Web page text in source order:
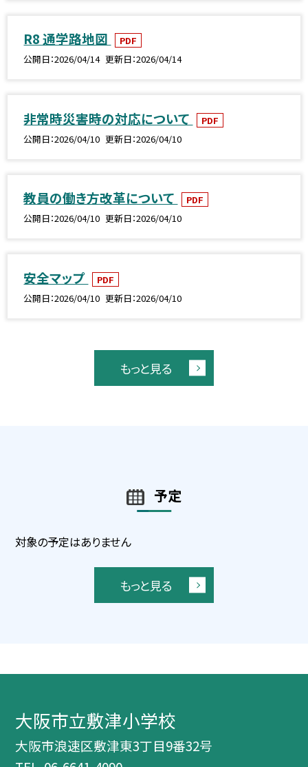
R8 通学路地図
PDF
公開日 2026/04/14 更新日 2026/04/14
非常時災害時の対応について
PDF
公開日 2026/04/10 更新日 2026/04/10
教員の働き方改革について
PDF
公開日 2026/04/10 更新日 2026/04/10
安全マップ
PDF
公開日 2026/04/10 更新日 2026/04/10
もっと見る
予定
対象の予定はありません
もっと見る
大阪市立敷津小学校
大阪市浪速区敷津東3丁目9番32号